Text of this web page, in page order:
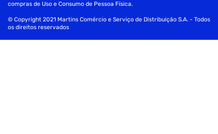
compras de Uso e Consumo de Pessoa Física.
© Copyright 2021 Martins Comércio e Serviço de Distribuição S.A. - Todos
os direitos reservados